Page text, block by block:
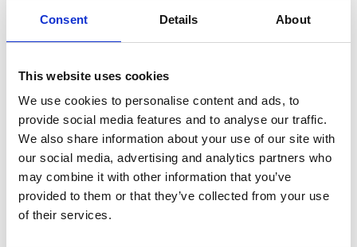
Consent Details About
This website uses cookies
We use cookies to personalise content and ads, to
provide social media features and to analyse our traffic.
We also share information about your use of our site with
our social media, advertising and analytics partners who
may combine it with other information that you’ve
provided to them or that they’ve collected from your use
of their services.
RSS garde-corps de toiture inclinee longueur 9 mètres.
4x RSS protection anti-chute montant
3x RSS protection anti-chute garde-fou / barrière 3 m
3x RSS protection anti-chute plinthe en bois 3 m
3x RSS protection anti-chute crochet
* Le nombre d'éléments sur les images peut différer. La liste de
pièces ci-dessus s'applique.
RSS protection anti-chute pour les